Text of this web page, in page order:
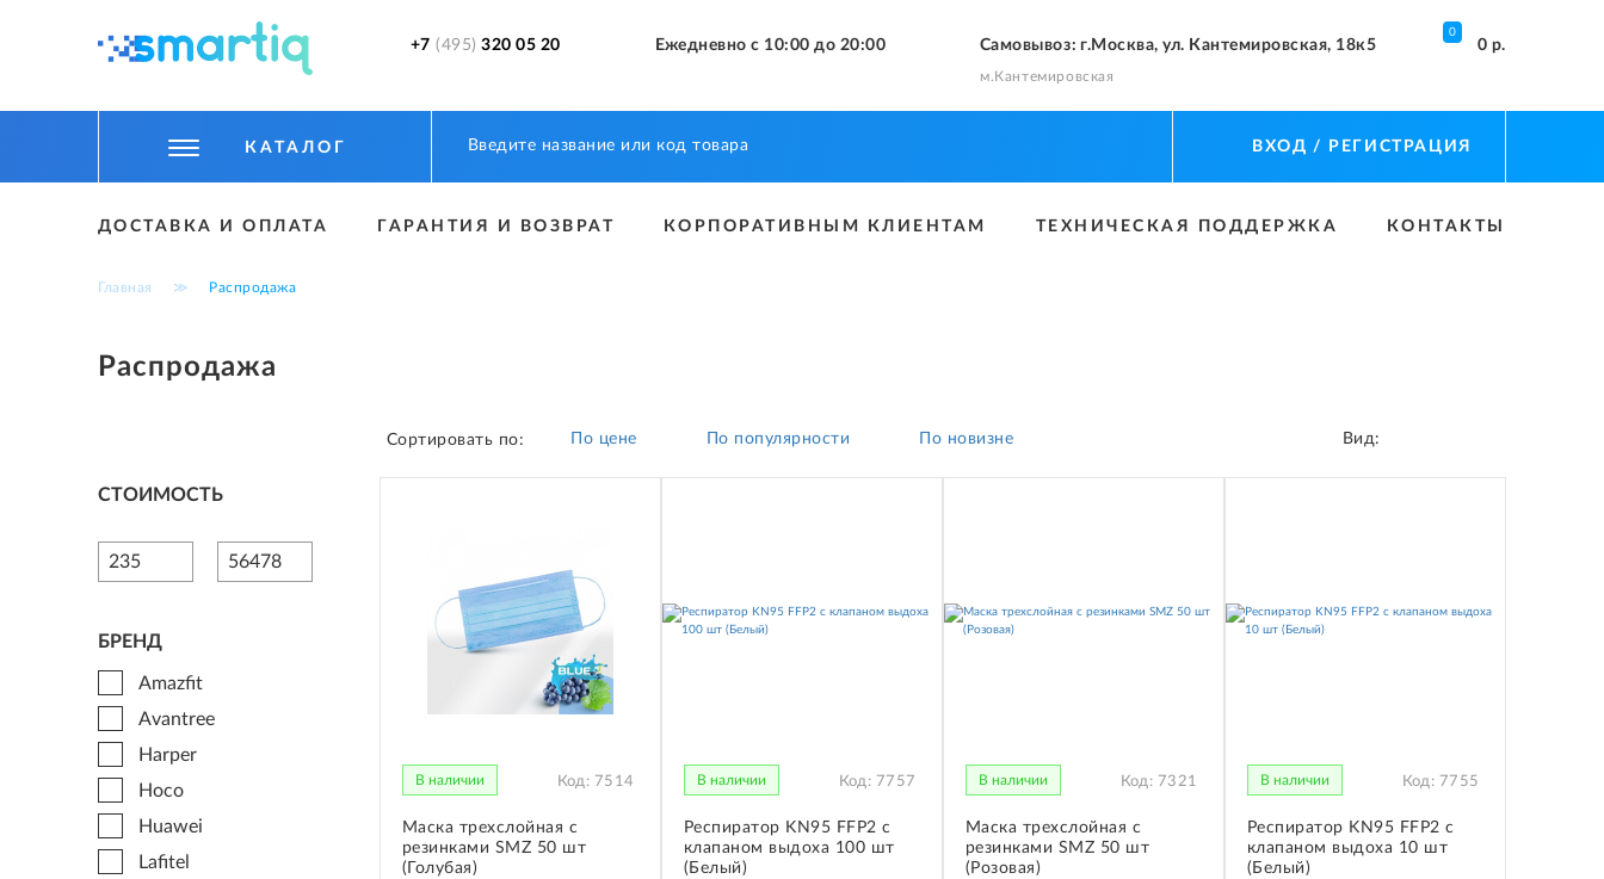
+7 (495) 320 05 20 Ежедневно с 10:00 до 20:00 Самовывоз: г.Москва, ул. Кантемировская, 18к5
м.Кантемировская
0
0 р.
КАТАЛОГ
УМНЫЙ ДОМ И БЕЗОПАСНОСТЬ
СЕТЕВОЕ ОБОРУДОВАНИЕ
ТОВАРЫ ДЛЯ ПИТОМЦЕВ
ТОВАРЫ ДЛЯ СПОРТА И ОТДЫХА
ПРОЧИЕ ТОВАРЫ
ВХОД/ РЕГИСТРАЦИЯ
ДОСТАВКА И ОПЛАТА ГАРАНТИЯ И ВОЗВРАТ КОРПОРАТИВНЫМ КЛИЕНТАМ ТЕХНИЧЕСКАЯ ПОДДЕРЖКА КОНТАКТЫ
Главная ≫ Распродажа
Распродажа
Сортировать по: По цене По популярности По новизне Вид:
CТОИМОСТЬ
БРЕНД
Amazfit
Avantree
Harper
Hoco
Huawei
Lafitel
В наличии Код: 7514
Маска трехслойная с
резинками SMZ 50 шт
(Голубая)
В наличии Код: 7757
Респиратор KN95 FFP2 с
клапаном выдоха 100 шт
(Белый)
В наличии Код: 7321
Маска трехслойная с
резинками SMZ 50 шт
(Розовая)
В наличии Код: 7755
Респиратор KN95 FFP2 с
клапаном выдоха 10 шт
(Белый)